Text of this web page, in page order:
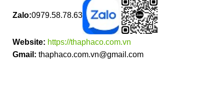
Zalo:0979.58.78.63
Website: https://thaphaco.com.vn
Gmail: thaphaco.com.vn@gmail.com